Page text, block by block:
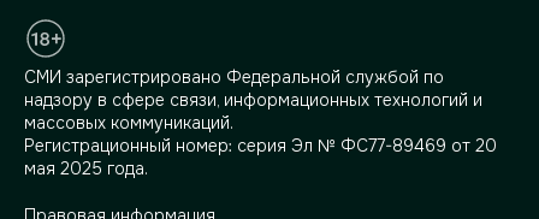
СМИ зарегистрировано Федеральной службой по
надзору в сфере связи, информационных технологий и
массовых коммуникаций.
Регистрационный номер: серия Эл № ФС77-89469 от 20
мая 2025 года.